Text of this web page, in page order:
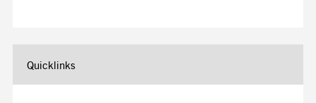
Quicklinks